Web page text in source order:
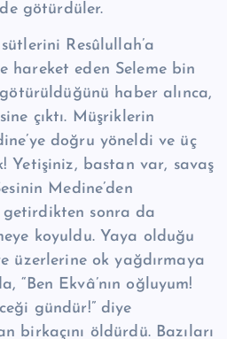
götürdüler.
Re­sû­lul­lah’a
hareket eden Seleme bin
haber alınca,
çıktı. Müşriklerin
doğru yöneldi ve üç
Yetişiniz, bastan var, savaş
Medine’den
sonra da
koyuldu. Yaya olduğu
üzerlerine ok yağdırmaya
“Ben Ekvâ’nın oğluyum!
gündür!” diye
birkaçını öldürdü. Bazıları